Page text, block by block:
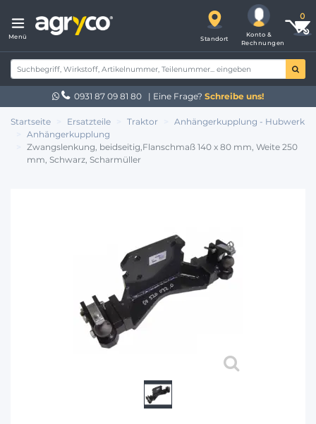
Menü Standort
Konto &
Rechnungen
0931 87 09 81 80 | Eine Frage? Schreibe uns!
Startseite Ersatzteile Traktor
Anhängerkupplung - Hubwerk
Anhängerkupplung
Zwangslenkung, beidseitig,Flanschmaß 140 x 80 mm, Weite 250
mm, Schwarz, Scharmüller